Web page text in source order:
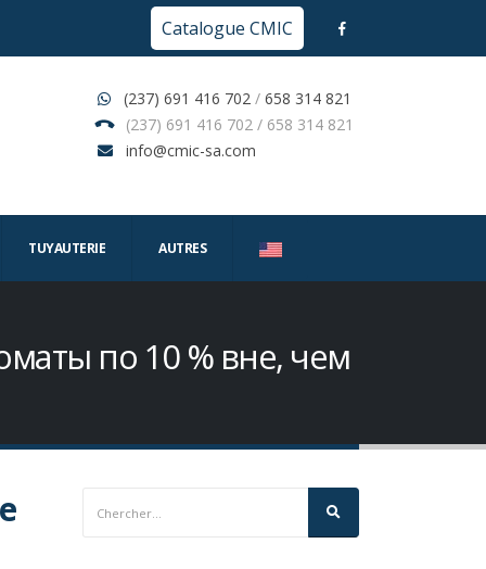
Catalogue CMIC
(237) 691 416 702 / 658 314 821
(237) 691 416 702 / 658 314 821
info@cmic-sa.com
TUYAUTERIE AUTRES
по 10 % вне, чем